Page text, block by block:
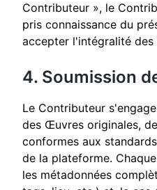
Contributeur », le
pris connaissance du
accepter l'intégralité des
4. Soumission
Le Contributeur
des Œuvres originales,
conformes aux
de la plateforme.
les métadonnées